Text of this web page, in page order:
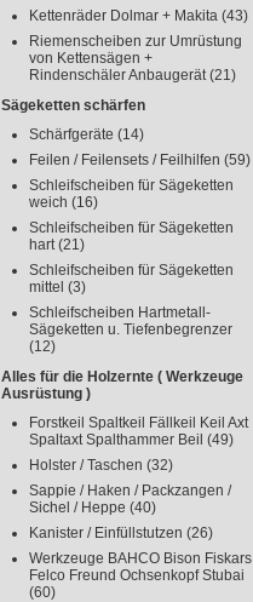
Kettenräder Dolmar + Makita (43)
Riemenscheiben zur Umrüstung
von Kettensägen +
Rindenschäler Anbaugerät(21)
Sägeketten schärfen
Schärfgeräte (14)
Feilen / Feilensets / Feilhilfen (59)
Schleifscheiben für Sägeketten
weich (16)
Schleifscheiben für Sägeketten
hart(21)
Schleifscheiben für Sägeketten
mittel (3)
Schleifscheiben Hartmetall-
Sägeketten u. Tiefenbegrenzer
(12)
Alles für die Holzernte ( Werkzeuge
Ausrüstung )
Forstkeil Spaltkeil Fällkeil Keil Axt
Spaltaxt Spalthammer Beil (49)
Holster / Taschen (32)
Sappie / Haken / Packzangen /
Sichel / Heppe (40)
Kanister / Einfüllstutzen (26)
Werkzeuge BAHCO Bison Fiskars
Felco Freund Ochsenkopf Stubai
(60)